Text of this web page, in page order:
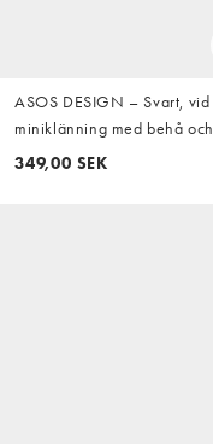
ASOS DESIGN – Svart, vid
miniklänning med behå och
smala axelband
349,00 SEK